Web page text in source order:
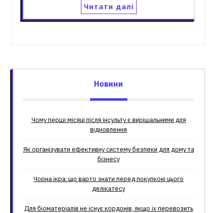
Читати далі
Новини
Чому перші місяці після інсульту є вирішальними для
відновлення
Як організувати ефективну систему безпеки для дому та
бізнесу
Чорна ікра: що варто знати перед покупкою цього
делікатесу
Для біоматеріалів не існує кордонів, якщо їх перевозить